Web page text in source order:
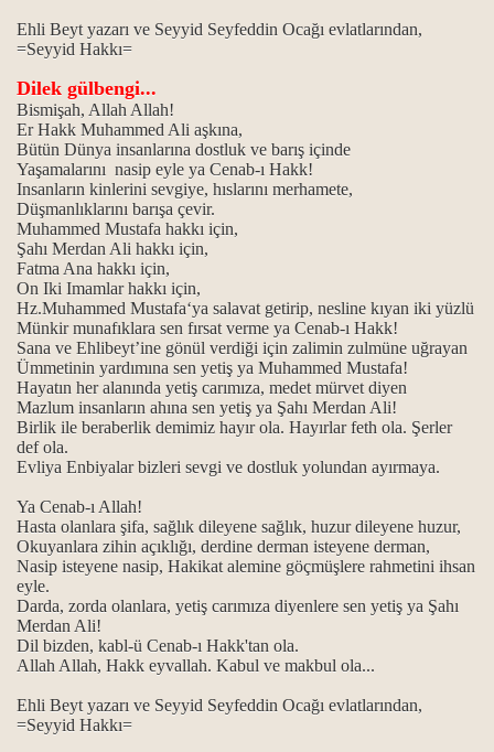
Ehli Beyt yazarı ve Seyyid Seyfeddin Ocağı evlatlarından,
=Seyyid Hakkı=
Dilek gülbengi...
Bismişah, Allah Allah!
Er Hakk Muhammed Ali aşkına,
Bütün Dünya insanlarına dostluk ve barış içinde
Yaşamalarını nasip eyle ya Cenab-ı Hakk!
Insanların kinlerini sevgiye, hıslarını merhamete,
Düşmanlıklarını barışa çevir.
Muhammed Mustafa hakkı için,
Şahı Merdan Ali hakkı için,
Fatma Ana hakkı için,
On Iki Imamlar hakkı için,
Hz.Muhammed Mustafa‘ya salavat getirip, nesline kıyan iki yüzlü
Münkir munafıklara sen fırsat verme ya Cenab-ı Hakk!
Sana ve Ehlibeyt’ine gönül verdiği için zalimin zulmüne uğrayan
Ümmetinin yardımına sen yetiş ya Muhammed Mustafa!
Hayatın her alanında yetiş carımıza, medet mürvet diyen
Mazlum insanların ahına sen yetiş ya Şahı Merdan Ali!
Birlik ile beraberlik demimiz hayır ola. Hayırlar feth ola. Şerler
def ola.
Evliya Enbiyalar bizleri sevgi ve dostluk yolundan ayırmaya.
Ya Cenab-ı Allah!
Hasta olanlara şifa, sağlık dileyene sağlık, huzur dileyene huzur,
Okuyanlara zihin açıklığı, derdine derman isteyene derman,
Nasip isteyene nasip, Hakikat alemine göçmüşlere rahmetini ihsan
eyle.
Darda, zorda olanlara, yetiş carımıza diyenlere sen yetiş ya Şahı
Merdan Ali!
Dil bizden, kabl-ü Cenab-ı Hakk'tan ola.
Allah Allah, Hakk eyvallah. Kabul ve makbul ola...
Ehli Beyt yazarı ve Seyyid Seyfeddin Ocağı evlatlarından,
=Seyyid Hakkı=